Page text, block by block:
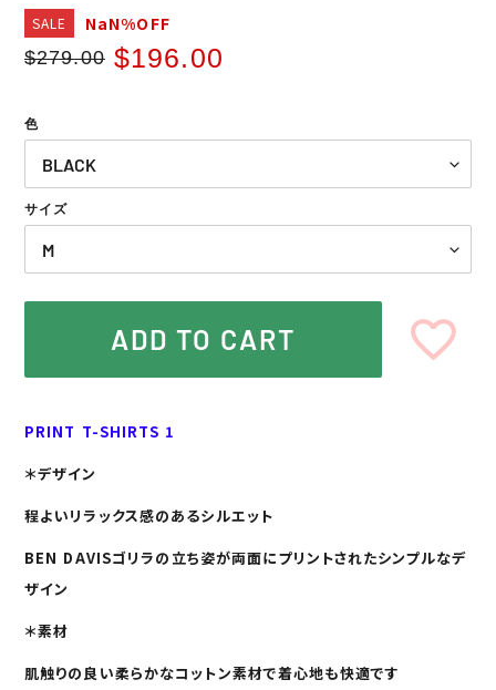
SALE NaN%OFF
Regular
$279.00
Sale
$196.00
色
サイズ
ADD TO CART
product
your
PRINT T-SHIRTS 1
＊デザイン
程よいリラックス感のあるシルエット
BEN DAVISゴリラの立ち姿が両面にプリントされたシンプルなデ
ザイン
＊素材
肌触りの良い柔らかなコットン素材で着心地も快適です